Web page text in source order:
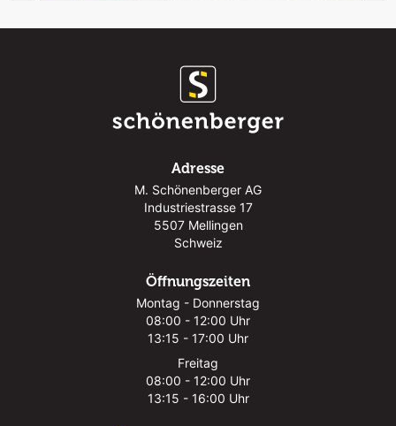
Adresse
M. Schönenberger AG
Industriestrasse 17
5507 Mellingen
Schweiz
Öffnungszeiten
Montag - Donnerstag
08:00 - 12:00 Uhr
13:15 - 17:00 Uhr
Freitag
08:00 - 12:00 Uhr
13:15 - 16:00 Uhr